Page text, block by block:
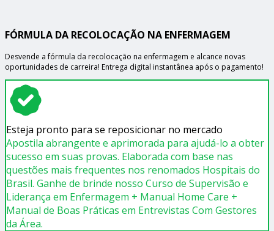
FÓRMULA DA RECOLOCAÇÃO NA ENFERMAGEM
Desvende a fórmula da recolocação na enfermagem e alcance novas
oportunidades de carreira! Entrega digital instantânea após o pagamento!
Esteja pronto para se reposicionar no mercado
Apostila abrangente e aprimorada para ajudá-lo a obter
sucesso em suas provas. Elaborada com base nas
questões mais frequentes nos renomados Hospitais do
Brasil. Ganhe de brinde nosso Curso de Supervisão e
Liderança em Enfermagem + Manual Home Care +
Manual de Boas Práticas em Entrevistas Com Gestores
da Área.